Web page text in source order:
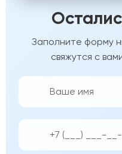
Заполните форму
свяжутся с